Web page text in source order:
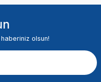
olsun!